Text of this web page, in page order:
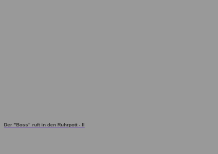
Der "Boss" ruft in den Ruhrpott - II